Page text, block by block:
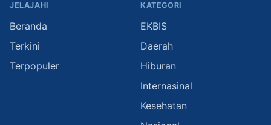
JELAJAHI
Beranda
Terkini
Terpopuler
KATEGORI
EKBIS
Daerah
Hiburan
Internasinal
Kesehatan